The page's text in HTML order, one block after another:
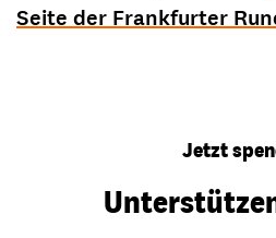
Seite der Frankfurter
Jetzt